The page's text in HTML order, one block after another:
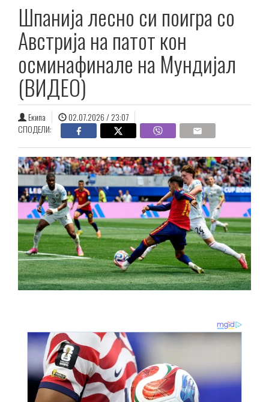
Шпанија лесно си поигра со
Австрија на патот кон
осминафинале на Мундијал
(ВИДЕО)
Екипа
02.07.2026 / 23:07
СПОДЕЛИ: